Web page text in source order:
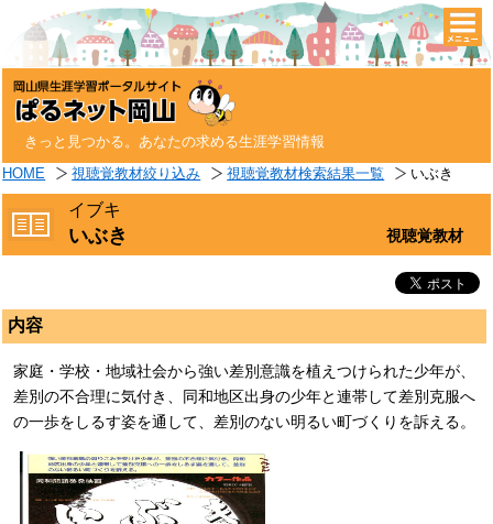
きっと見つかる。あなたの求める生涯学習情報
HOME 視聴覚教材絞り込み 視聴覚教材検索結果一覧 いぶき
イブキ
いぶき 視聴覚教材
内容
家庭・学校・地域社会から強い差別意識を植えつけられた少年が、
差別の不合理に気付き、同和地区出身の少年と連帯して差別克服へ
の一歩をしるす姿を通して、差別のない明るい町づくりを訴える。